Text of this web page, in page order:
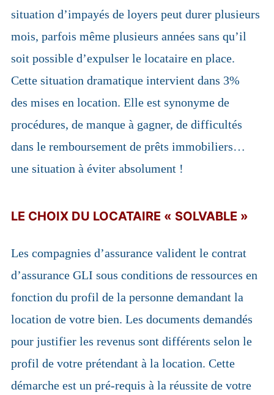
situation d’impayés de loyers peut durer plusieurs
mois, parfois même plusieurs années sans qu’il
soit possible d’expulser le locataire en place.
Cette situation dramatique intervient dans 3%
des mises en location. Elle est synonyme de
procédures, de manque à gagner, de difficultés
dans le remboursement de prêts immobiliers…
une situation à éviter absolument !
LE CHOIX DU LOCATAIRE « SOLVABLE »
Les compagnies d’assurance valident le contrat
d’assurance GLI sous conditions de ressources en
fonction du profil de la personne demandant la
location de votre bien. Les documents demandés
pour justifier les revenus sont différents selon le
profil de votre prétendant à la location. Cette
démarche est un pré-requis à la réussite de votre